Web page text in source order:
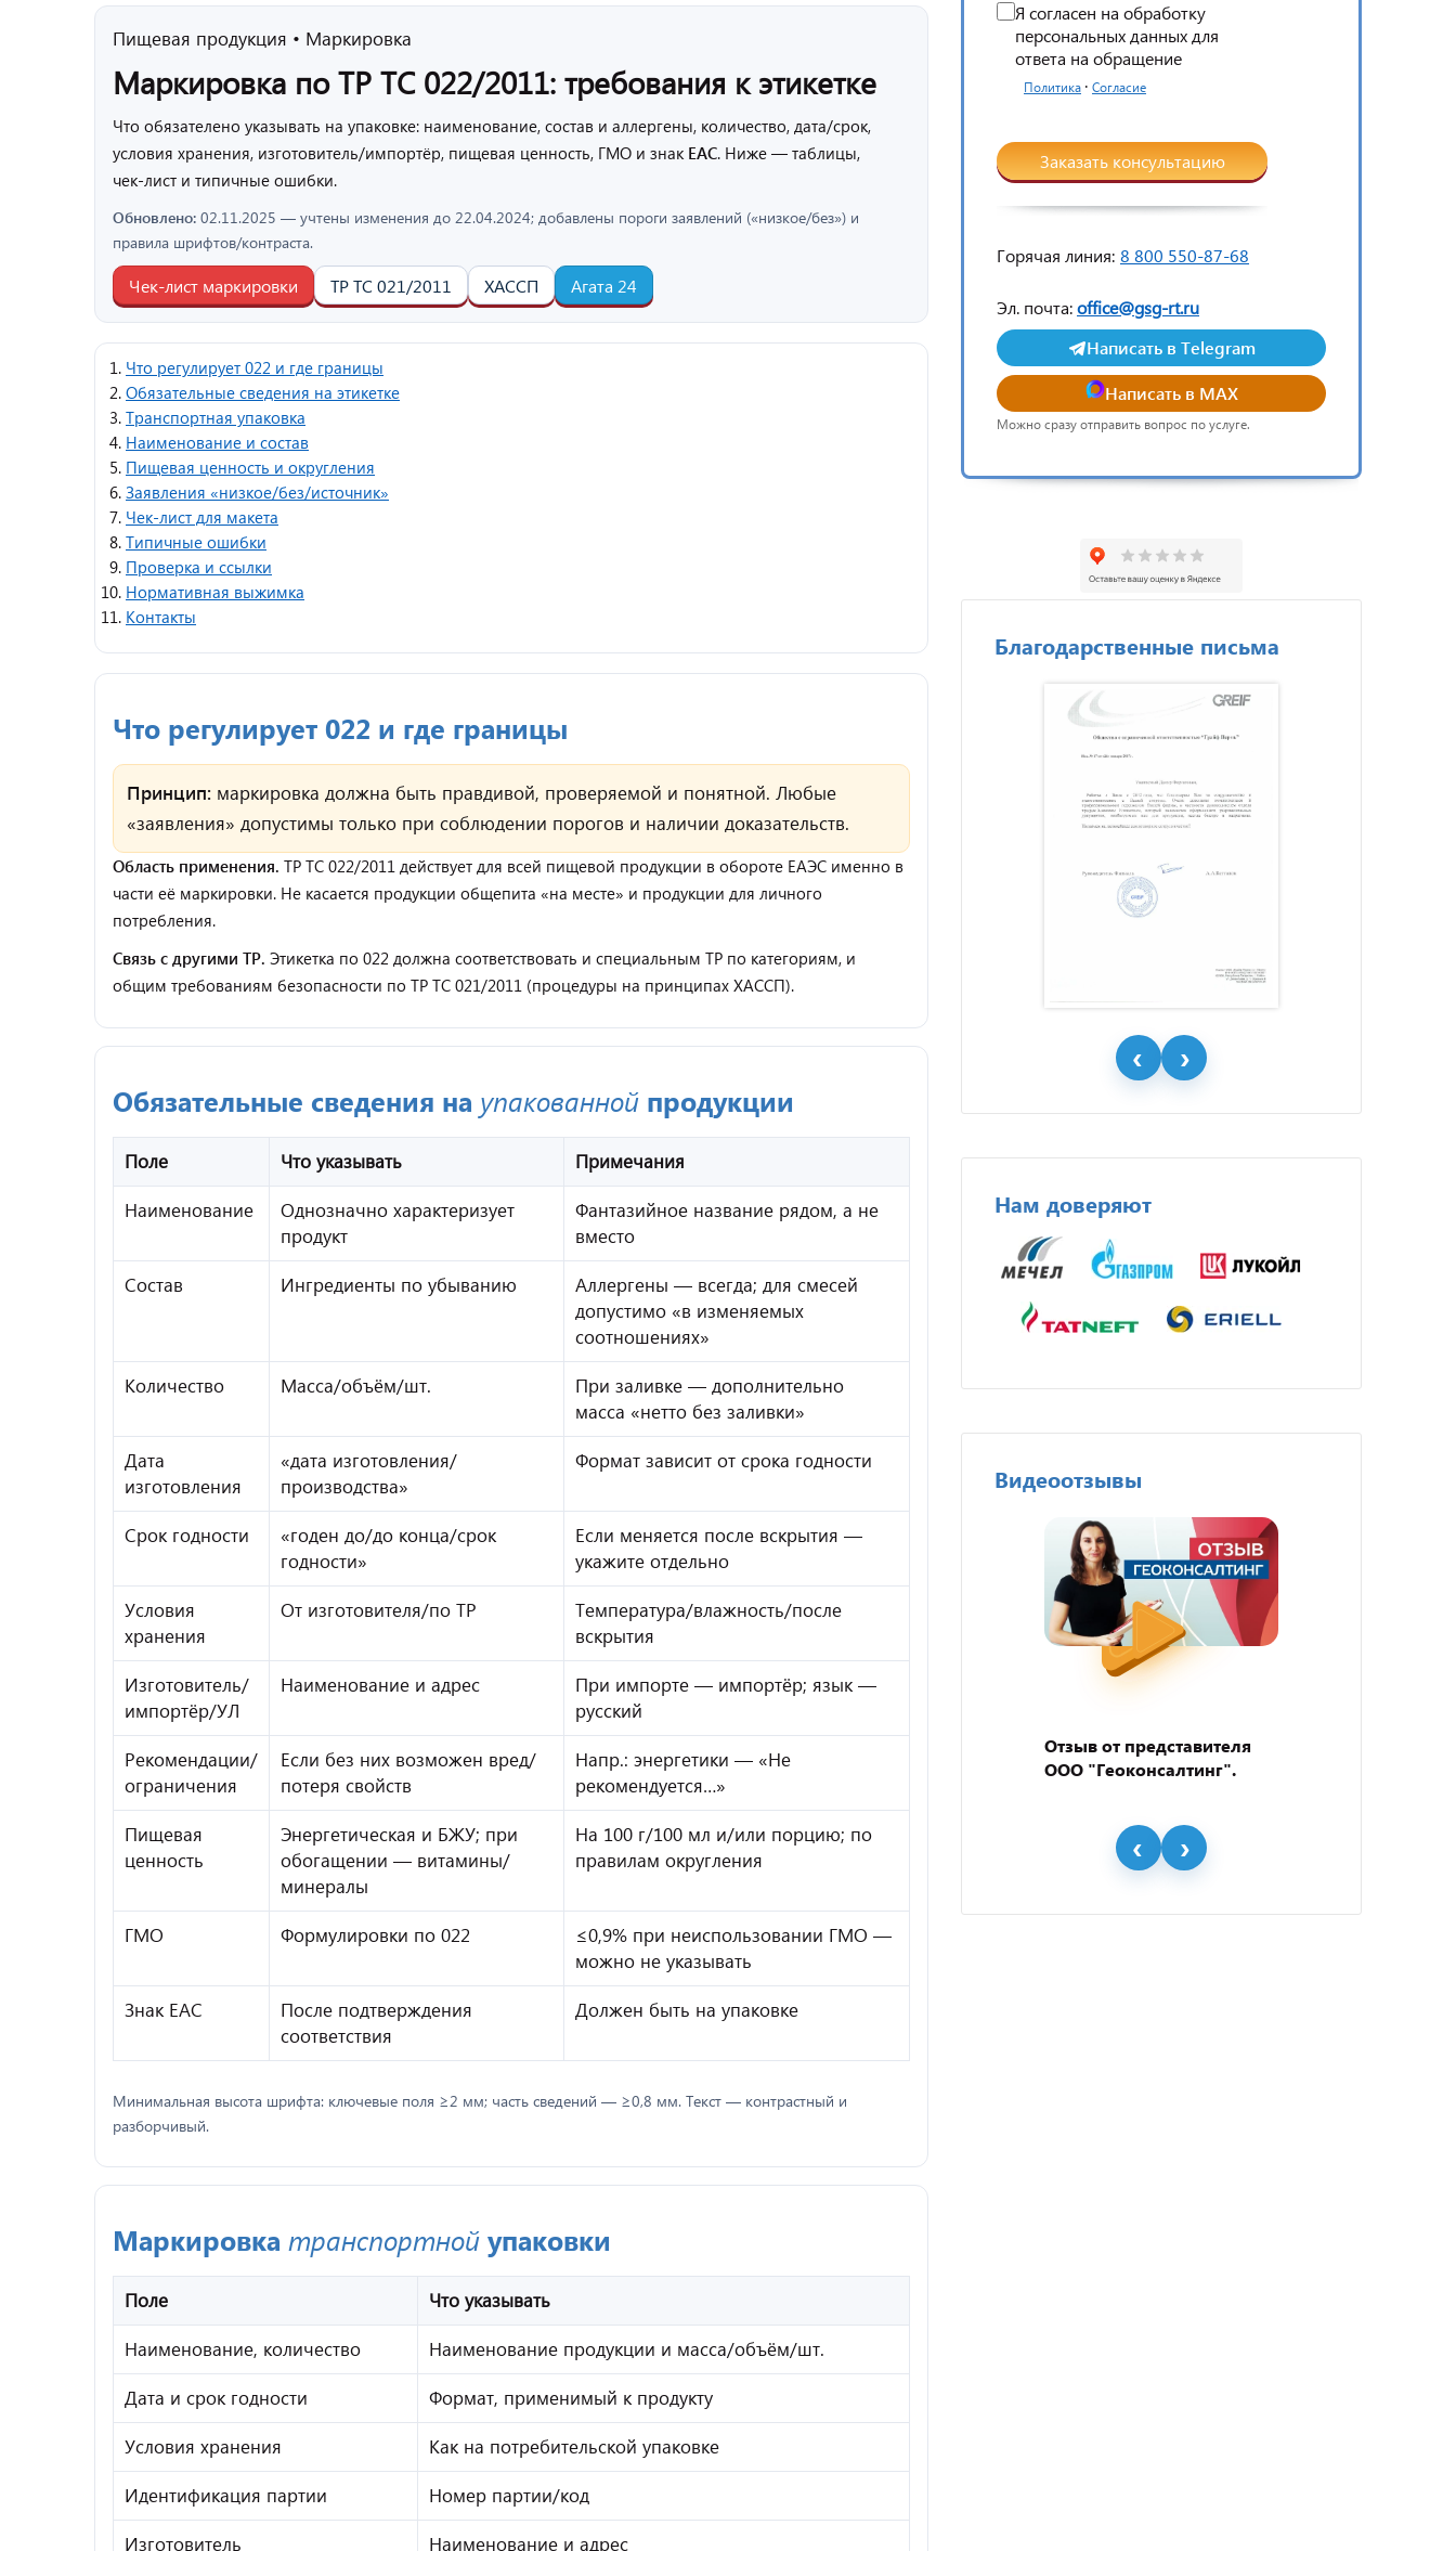
Пищевая продукция • Маркировка
Маркировка по ТР ТС 022/2011: требования к этикетке
Что обязателенo указывать на упаковке: наименование, состав и аллергены, количество, дата/срок,
условия хранения, изготовитель/импортёр, пищевая ценность, ГМО и знак EAC. Ниже — таблицы,
чек‑лист и типичные ошибки.
Обновлено: 02.11.2025 — учтены изменения до 22.04.2024; добавлены пороги заявлений («низкое/без») и
правила шрифтов/контраста.
Чек‑лист маркировки ТР ТС 021/2011 ХАССП Агата 24
Что регулирует 022 и где границы
Обязательные сведения на этикетке
Транспортная упаковка
Наименование и состав
Пищевая ценность и округления
Заявления «низкое/без/источник»
Чек‑лист для макета
Типичные ошибки
Проверка и ссылки
Нормативная выжимка
Контакты
Что регулирует 022 и где границы
Принцип: маркировка должна быть правдивой, проверяемой и понятной. Любые
«заявления» допустимы только при соблюдении порогов и наличии доказательств.
Область применения. ТР ТС 022/2011 действует для всей пищевой продукции в обороте ЕАЭС именно в
части её маркировки. Не касается продукции общепита «на месте» и продукции для личного
потребления.
Связь с другими ТР. Этикетка по 022 должна соответствовать и специальным ТР по категориям, и
общим требованиям безопасности по ТР ТС 021/2011 (процедуры на принципах ХАССП).
Обязательные сведения на упакованной продукции
Поле Что указывать
Примечания
Наименование
Однозначно характеризует
продукт
Фантазийное название рядом, а не
вместо
Состав
Ингредиенты по убыванию
Аллергены — всегда; для смесей
допустимо «в изменяемых
соотношениях»
Количество
Масса/объём/шт.
При заливке — дополнительно
масса «нетто без заливки»
Дата
изготовления
«дата изготовления/
производства»
Формат зависит от срока годности
Срок годности
«годен до/до конца/срок
годности»
Если меняется после вскрытия —
укажите отдельно
Условия
хранения
От изготовителя/по ТР
Температура/влажность/после
вскрытия
Изготовитель/
импортёр/УЛ
Наименование и адрес
При импорте — импортёр; язык —
русский
Рекомендации/
ограничения
Если без них возможен вред/
потеря свойств
Напр.: энергетики — «Не
рекомендуется…»
Пищевая
ценность
Энергетическая и БЖУ; при
обогащении — витамины/
минералы
На 100 г/100 мл и/или порцию; по
правилам округления
ГМО Формулировки по 022
≤0,9% при неиспользовании ГМО —
можно не указывать
Знак EAC
После подтверждения
соответствия
Должен быть на упаковке
Минимальная высота шрифта: ключевые поля ≥2 мм; часть сведений — ≥0,8 мм. Текст — контрастный и
разборчивый.
Маркировка транспортной упаковки
Поле
Что указывать
Наименование, количество
Наименование продукции и масса/объём/шт.
Дата и срок годности
Формат, применимый к продукту
Условия хранения
Как на потребительской упаковке
Идентификация партии
Номер партии/код
Изготовитель
Наименование и адрес
Я согласен на обработку
персональных данных для
ответа на обращение
Политика · Согласие
Заказать консультацию
Горячая линия: 8 800 550-87-68
Эл. почта:office@gsg-rt.ru
Написать в Telegram
Написать в MAX
Можно сразу отправить вопрос по услуге.
Благодарственные письма
Нам доверяют
Видеоотзывы
Отзыв от представителя
ООО "Геоконсалтинг".